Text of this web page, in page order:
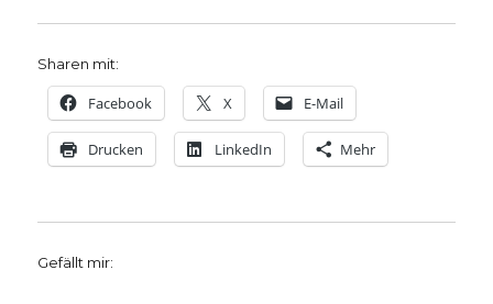
Sharen mit:
Facebook X E-Mail
Drucken LinkedIn Mehr
Gefällt mir: